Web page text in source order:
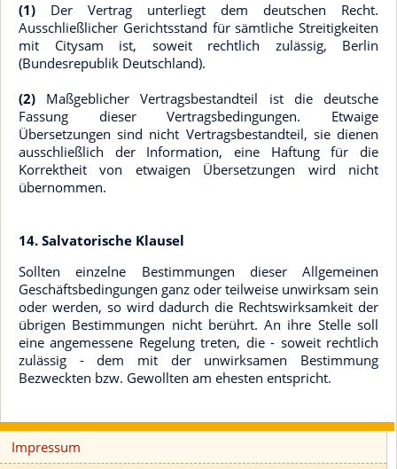
(1) Der Vertrag unterliegt dem deutschen Recht.
Ausschließlicher Gerichtsstand für sämtliche Streitigkeiten
mit Citysam ist, soweit rechtlich zulässig, Berlin
(Bundesrepublik Deutschland).
(2) Maßgeblicher Vertragsbestandteil ist die deutsche
Fassung dieser Vertragsbedingungen. Etwaige
Übersetzungen sind nicht Vertragsbestandteil, sie dienen
ausschließlich der Information, eine Haftung für die
Korrektheit von etwaigen Übersetzungen wird nicht
übernommen.
14. Salvatorische Klausel
Sollten einzelne Bestimmungen dieser Allgemeinen
Geschäftsbedingungen ganz oder teilweise unwirksam sein
oder werden, so wird dadurch die Rechtswirksamkeit der
übrigen Bestimmungen nicht berührt. An ihre Stelle soll
eine angemessene Regelung treten, die - soweit rechtlich
zulässig - dem mit der unwirksamen Bestimmung
Bezweckten bzw. Gewollten am ehesten entspricht.
Impressum